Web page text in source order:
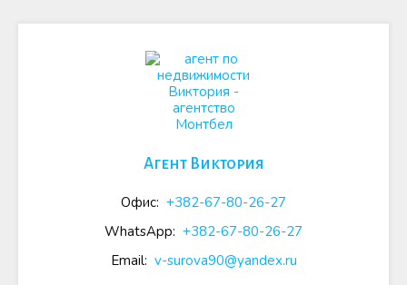
Агент Виктория
Офис: +382-67-80-26-27
WhatsApp: +382-67-80-26-27
Email: v-surova90@yandex.ru